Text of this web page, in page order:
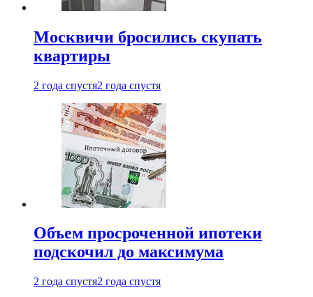
Москвичи бросились скупать
квартиры
2 года спустя2 года спустя
Объем просроченной ипотеки
подскочил до максимума
2 года спустя2 года спустя